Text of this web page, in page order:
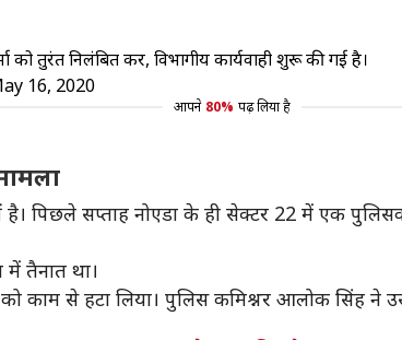
को तुरंत निलंबित कर, विभागीय कार्यवाही शुरू की गई है।
16, 2020
आपने 80% पढ़ लिया है
है। पिछले सप्ताह नोएडा के ही सेक्टर 22 में एक
तैनात था।
काम से हटा लिया। पुलिस कमिश्नर आलोक सिंह ने